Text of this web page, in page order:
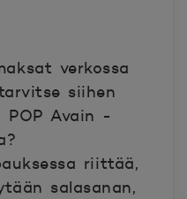
verkossa
siihen
Avain -
riittää,
salasanan,